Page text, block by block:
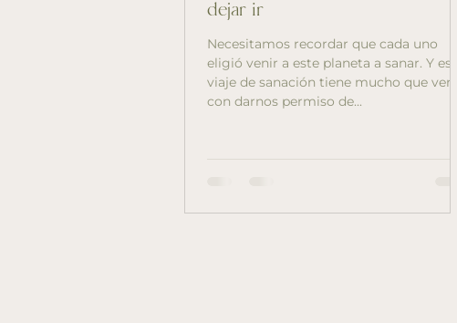
dejar ir
Necesitamos recordar que cada uno
eligió venir a este planeta a sanar. Y este
viaje de sanación tiene mucho que ver
con darnos permiso de...